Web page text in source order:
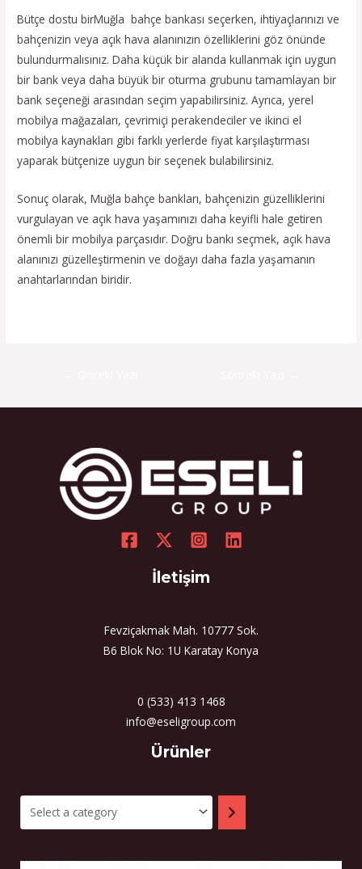
Bütçe dostu birMuğla bahçe bankası seçerken, ihtiyaçlarınızı ve
bahçenizin veya açık hava alanınızın özelliklerini göz önünde
bulundurmalısınız. Daha küçük bir alanda kullanmak için uygun
bir bank veya daha büyük bir oturma grubunu tamamlayan bir
bank seçeneği arasından seçim yapabilirsiniz. Ayrıca, yerel
mobilya mağazaları, çevrimiçi perakendeciler ve ikinci el
mobilya kaynakları gibi farklı yerlerde fiyat karşılaştırması
yaparak bütçenize uygun bir seçenek bulabilirsiniz.
Sonuç olarak, Muğla bahçe bankları, bahçenizin güzelliklerini
vurgulayan ve açık hava yaşamınızı daha keyifli hale getiren
önemli bir mobilya parçasıdır. Doğru bankı seçmek, açık hava
alanınızı güzelleştirmenin ve doğayı daha fazla yaşamanın
anahtarlarından biridir.
İletişim
Fevziçakmak Mah. 10777 Sok.
B6 Blok No: 1U Karatay Konya
0 (533) 413 1468
info@eseligroup.com
Ürünler